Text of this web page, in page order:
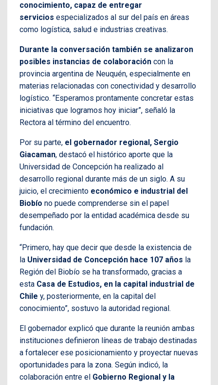
conocimiento, capaz de entregar
servicios especializados al sur del país en áreas
como logística, salud e industrias creativas.
Durante la conversación también se analizaron
posibles instancias de colaboración con la
provincia argentina de Neuquén, especialmente en
materias relacionadas con conectividad y desarrollo
logístico. “Esperamos prontamente concretar estas
iniciativas que logramos hoy iniciar”, señaló la
Rectora al término del encuentro.
Por su parte, el gobernador regional, Sergio
Giacaman, destacó el histórico aporte que la
Universidad de Concepción ha realizado al
desarrollo regional durante más de un siglo. A su
juicio, el crecimiento económico e industrial del
Biobío no puede comprenderse sin el papel
desempeñado por la entidad académica desde su
fundación.
“Primero, hay que decir que desde la existencia de
la Universidad de Concepción hace 107 años la
Región del Biobío se ha transformado, gracias a
esta Casa de Estudios, en la capital industrial de
Chile y, posteriormente, en la capital del
conocimiento”, sostuvo la autoridad regional.
El gobernador explicó que durante la reunión ambas
instituciones definieron líneas de trabajo destinadas
a fortalecer ese posicionamiento y proyectar nuevas
oportunidades para la zona. Según indicó, la
colaboración entre el Gobierno Regional y la